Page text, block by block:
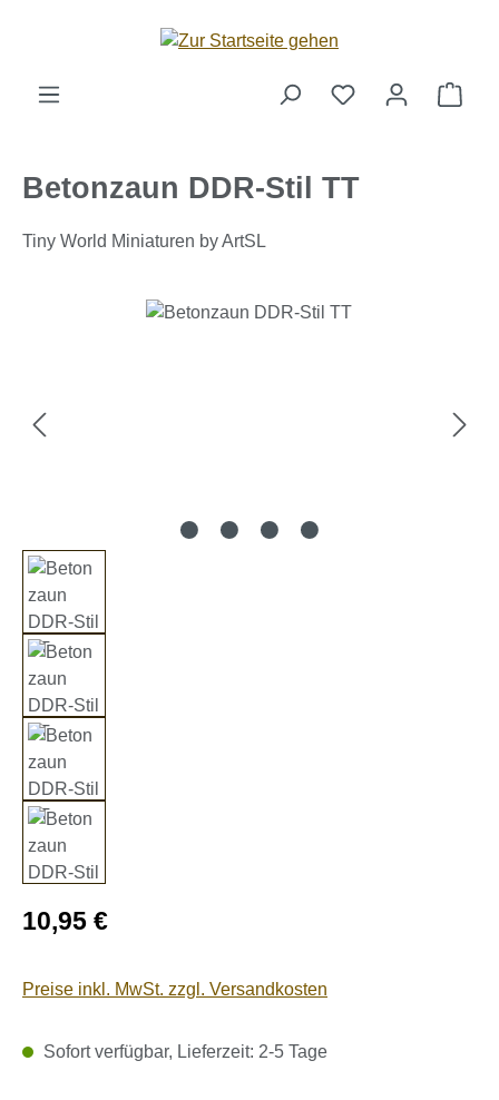
Zum Hauptinhalt springen
Betonzaun DDR-Stil TT
Tiny World Miniaturen by ArtSL
Bildergalerie überspringen
Regulärer Preis:
10,95 €
Preise inkl. MwSt. zzgl. Versandkosten
Sofort verfügbar, Lieferzeit: 2-5 Tage